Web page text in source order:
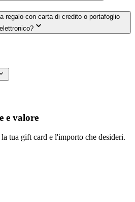
regalo con carta di credito o portafoglio
elettronico?
e valore
tua gift card e l'importo che desideri.